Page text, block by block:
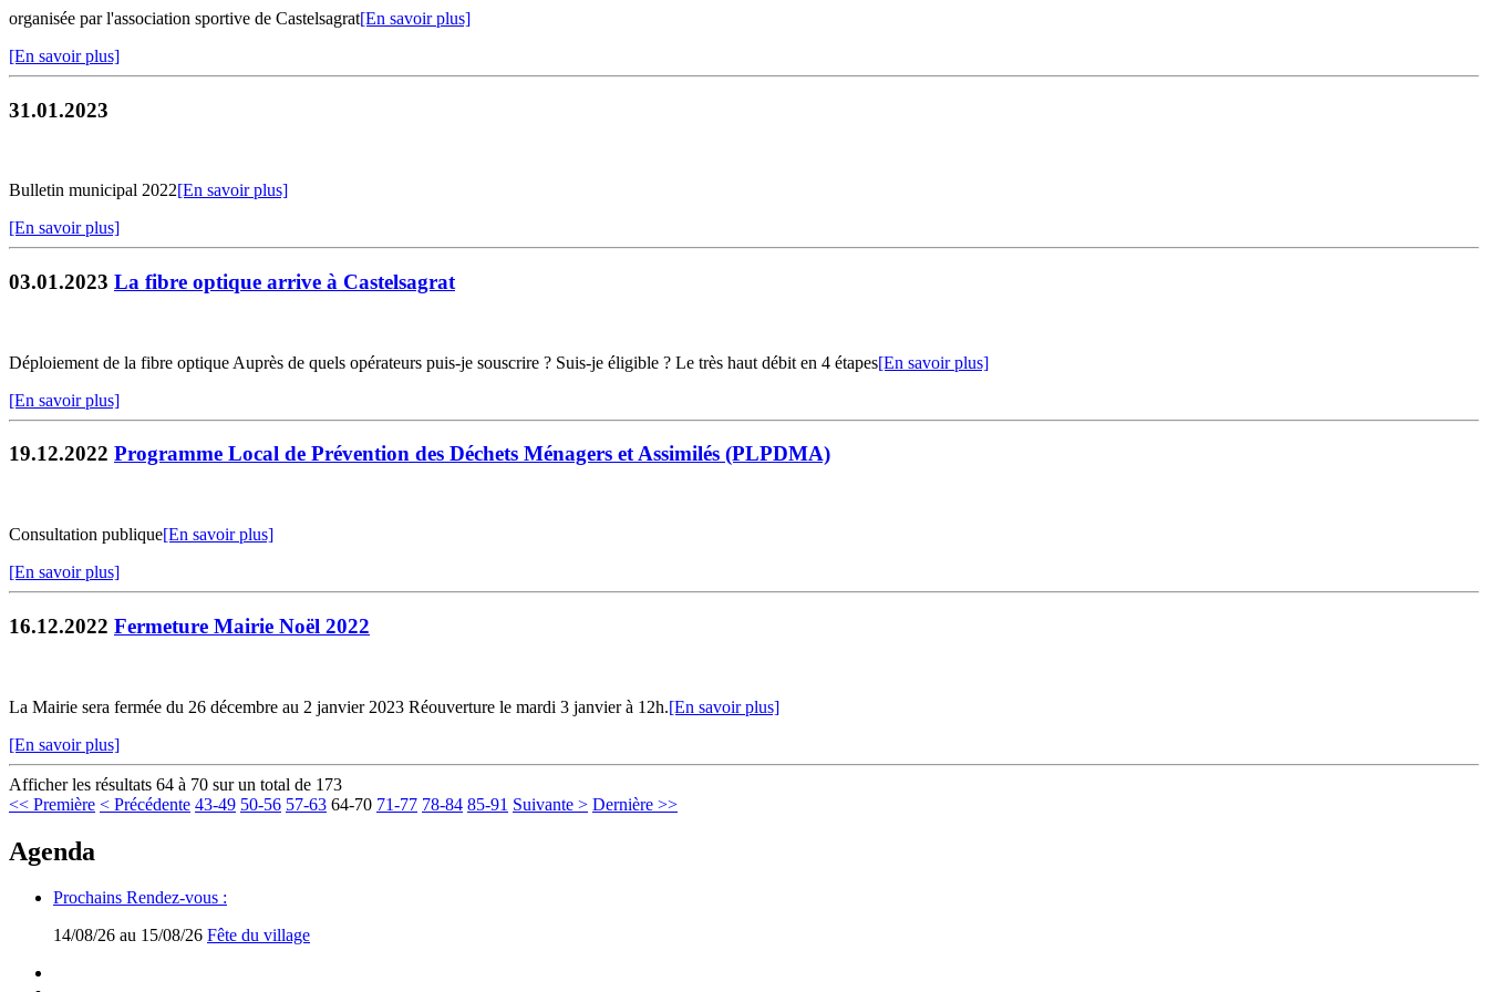
organisée par l'association sportive de Castelsagrat[En savoir plus]
[En savoir plus]
31.01.2023
Bulletin municipal 2022[En savoir plus]
[En savoir plus]
03.01.2023 La fibre optique arrive à Castelsagrat
Déploiement de la fibre optique Auprès de quels opérateurs puis-je souscrire ? Suis-je éligible ? Le très haut débit en 4 étapes[En savoir plus]
[En savoir plus]
19.12.2022 Programme Local de Prévention des Déchets Ménagers et Assimilés (PLPDMA)
Consultation publique[En savoir plus]
[En savoir plus]
16.12.2022 Fermeture Mairie Noël 2022
La Mairie sera fermée du 26 décembre au 2 janvier 2023 Réouverture le mardi 3 janvier à 12h.[En savoir plus]
[En savoir plus]
Afficher les résultats 64 à 70 sur un total de 173
<< Première < Précédente 43-49 50-56 57-63 64-70 71-77 78-84 85-91 Suivante > Dernière >>
Agenda
Prochains Rendez-vous :
14/08/26 au 15/08/26 Fête du village